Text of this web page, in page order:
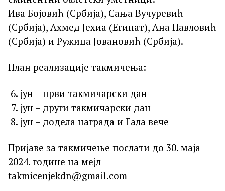
Ива Бојовић (Србија), Сања Вучуревић
(Србија), Ахмед Јехиа (Египат), Ана Павловић
(Србија) и Ружица Јовановић (Србија).
План реализације такмичења:
јун – први такмичарски дан
јун – други такмичарски дан
јун – додела награда и Гала вече
Пријаве за такмичење послати до 30. маја
2024. године на мејл
takmicenjekdn@gmail.com